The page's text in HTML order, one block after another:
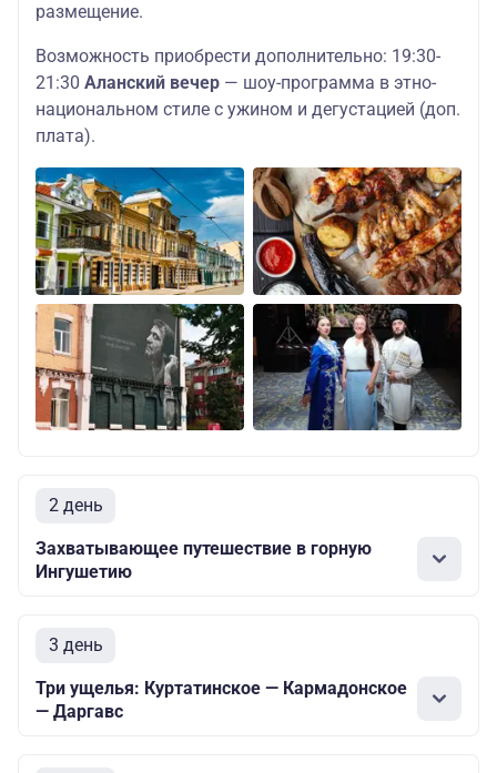
размещение.
Возможность приобрести дополнительно: 19:30-
21:30 Аланский вечер — шоу-программа в этно-
национальном стиле с ужином и дегустацией (доп.
плата).
2 день
Захватывающее путешествие в горную
Ингушетию
3 день
Три ущелья: Куртатинское — Кармадонское
— Даргавс